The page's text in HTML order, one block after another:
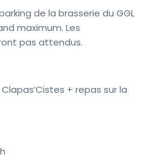
de la brasserie du GGL
maximum. Les
pas attendus.
+ repas sur la